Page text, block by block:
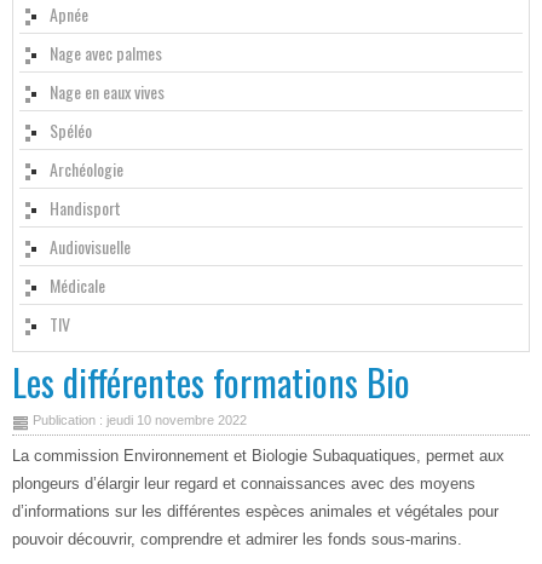
Apnée
Nage avec palmes
Nage en eaux vives
Spéléo
Archéologie
Handisport
Audiovisuelle
Médicale
TIV
Les différentes formations Bio
Publication : jeudi 10 novembre 2022
La commission Environnement et Biologie Subaquatiques, permet aux
plongeurs d’élargir leur regard et connaissances avec des moyens
d’informations sur les différentes espèces animales et végétales pour
pouvoir découvrir, comprendre et admirer les fonds sous-marins.